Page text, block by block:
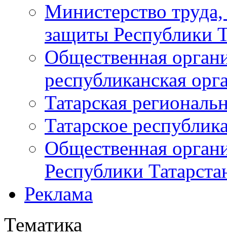
Министерство
защиты Республики
Общественная
республиканская
Татарская
Татарское
Общественная
Республики
Реклама
Тематика